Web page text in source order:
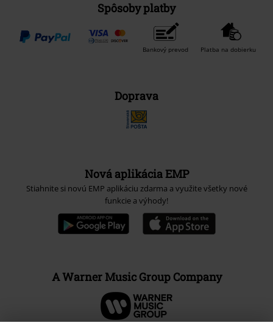
Spôsoby platby
Bankový prevod Platba na dobierku
Doprava
Nová aplikácia EMP
Stiahnite si novú EMP aplikáciu zdarma a využite všetky nové
funkcie a výhody!
A Warner Music Group Company